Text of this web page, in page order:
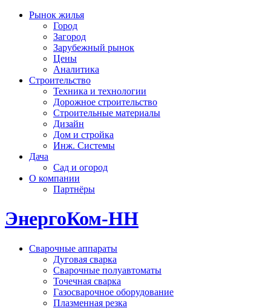
Рынок жилья
Город
Загород
Зарубежный рынок
Цены
Аналитика
Строительство
Техника и технологии
Дорожное строительство
Строительные материалы
Дизайн
Дом и стройка
Инж. Системы
Дача
Сад и огород
О компании
Партнёры
ЭнергоКом-НН
Сварочные аппараты
Дуговая сварка
Сварочные полуавтоматы
Точечная сварка
Газосварочное оборудование
Плазменная резка